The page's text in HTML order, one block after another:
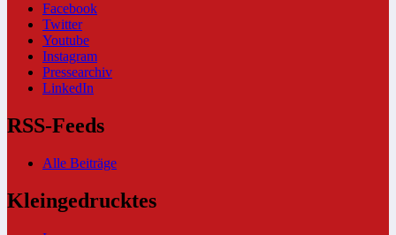
Facebook
Twitter
Youtube
Instagram
Pressearchiv
LinkedIn
RSS-Feeds
Alle Beiträge
Kleingedrucktes